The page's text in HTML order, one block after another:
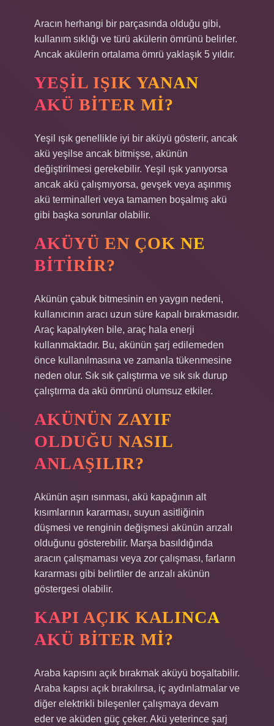
Aracın herhangi bir parçasında olduğu gibi,
kullanım sıklığı ve türü akülerin ömrünü belirler.
Ancak akülerin ortalama ömrü yaklaşık 5 yıldır.
YEŞIL IŞIK YANAN
AKÜ BITER MI?
Yeşil ışık genellikle iyi bir aküyü gösterir, ancak
akü yeşilse ancak bitmişse, akünün
değiştirilmesi gerekebilir. Yeşil ışık yanıyorsa
ancak akü çalışmıyorsa, gevşek veya aşınmış
akü terminalleri veya tamamen boşalmış akü
gibi başka sorunlar olabilir.
AKÜYÜ EN ÇOK NE
BITIRIR?
Akünün çabuk bitmesinin en yaygın nedeni,
kullanıcının aracı uzun süre kapalı bırakmasıdır.
Araç kapalıyken bile, araç hala enerji
kullanmaktadır. Bu, akünün şarj edilemeden
önce kullanılmasına ve zamanla tükenmesine
neden olur. Sık sık çalıştırma ve sık sık durup
çalıştırma da akü ömrünü olumsuz etkiler.
AKÜNÜN ZAYIF
OLDUĞU NASIL
ANLAŞILIR?
Akünün aşırı ısınması, akü kapağının alt
kısımlarının kararması, suyun asitliğinin
düşmesi ve renginin değişmesi akünün arızalı
olduğunu gösterebilir. Marşa basıldığında
aracın çalışmaması veya zor çalışması, farların
kararması gibi belirtiler de arızalı akünün
göstergesi olabilir.
KAPI AÇIK KALINCA
AKÜ BITER MI?
Araba kapısını açık bırakmak aküyü boşaltabilir.
Araba kapısı açık bırakılırsa, iç aydınlatmalar ve
diğer elektrikli bileşenler çalışmaya devam
eder ve aküden güç çeker. Akü yeterince şarj